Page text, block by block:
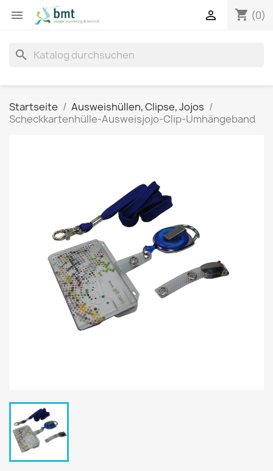
 shopping_cart (0)

search
Startseite
Ausweishüllen, Clipse, Jojos
Scheckkartenhülle-Ausweisjojo-Clip-Umhängeband